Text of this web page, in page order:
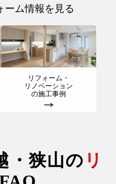
ーム情報を見る
リフォーム・
リノベーション
の施工事例
・狭山の リ